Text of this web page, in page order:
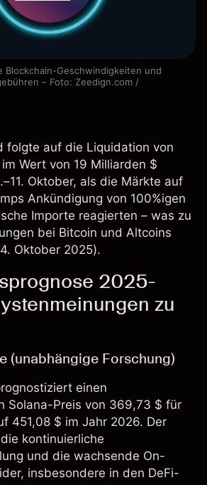
Blockchain-Geschwindigkeiten und
– Foto: Zeedign.com /
folgte auf die Liquidation von
Wert von 19 Milliarden $
Oktober, als die Märkte auf
Ankündigung von 100%igen
Importe reagierten – was zu
bei Bitcoin und Altcoins
Oktober 2025).
2025-
zu
(unabhängige Forschung)
einen
Solana-Preis von 369,73 $ für
451,08 $ im Jahr 2026. Der
kontinuierliche
und die wachsende On-
insbesondere in den DeFi-